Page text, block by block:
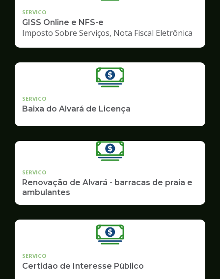
SERVICO
GISS Online e NFS-e
Imposto Sobre Serviços, Nota Fiscal Eletrônica
SERVICO
Baixa do Alvará de Licença
SERVICO
Renovação de Alvará - barracas de praia e
ambulantes
SERVICO
Certidão de Interesse Público